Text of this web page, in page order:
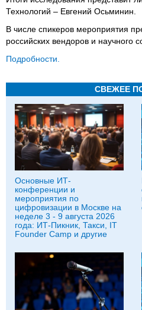
Технологий – Евгений Осьминин.
В числе спикеров мероприятия
российских вендоров и научного
Подробности.
СВЕЖЕЕ
Основные ИТ-
конференции и
мероприятия по
цифровизации в Москве на
неделе 3 - 9 августа 2026
года: ИТ-Пикник, Такси, IT
Founder Camp и другие